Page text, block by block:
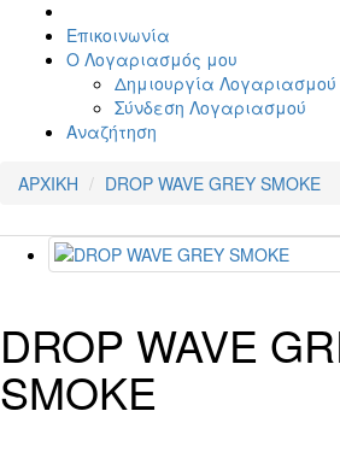
Επικοινωνία
Ο Λογαριασμός μου
Δημιουργία Λογαριασμού
Σύνδεση Λογαριασμού
Αναζήτηση
ΑΡΧΙΚΗ DROP WAVE GREY SMOKE
DROP WAVE
SMOKE